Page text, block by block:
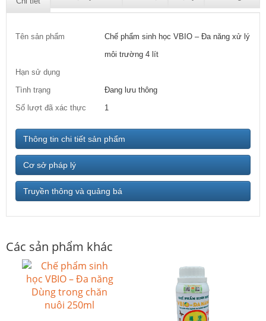
Tên sản phẩm
Chế phẩm sinh học VBIO – Đa năng xử lý
môi trường 4 lít
Hạn sử dụng
Tình trạng
Đang lưu thông
Số lượt đã xác thực
1
Thông tin chi tiết sản phẩm
Cơ sở pháp lý
Truyền thông và quảng bá
Các sản phẩm khác